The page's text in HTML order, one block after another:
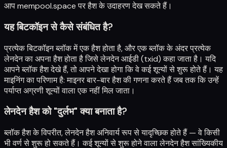
आपmempool.spaceपर हैश के उदाहरण देख सकते हैं।
यह बिटकॉइन से कैसे संबंधित है?
प्रत्येक बिटकॉइन ब्लॉक में एक हैश होता है, और एक ब्लॉक के अंदर प्रत्येक
लेनदेन का अपना हैश होता है जिसे लेनदेन आईडी (txid) कहा जाता है। यदि
आपने ब्लॉक हैश देखे हैं, तो आपने देखा होगा कि वे कई शून्यों से शुरू होते हैं। यह
माइनिंग का परिणाम है: माइनर बार-बार हैश की गणना करते हैं जब तक कि उन्हें
पर्याप्त अग्रणी शून्यों वाला एक नहीं मिल जाता।
लेनदेन हैश को "दुर्लभ" क्या बनाता है?
ब्लॉक हैश के विपरीत, लेनदेन हैश अनिवार्य रूप से यादृच्छिक होते हैं — वे किसी
भी वर्ण से शुरू हो सकते हैं। कई शून्यों से शुरू होने वाला लेनदेन हैश सांख्यिकीय